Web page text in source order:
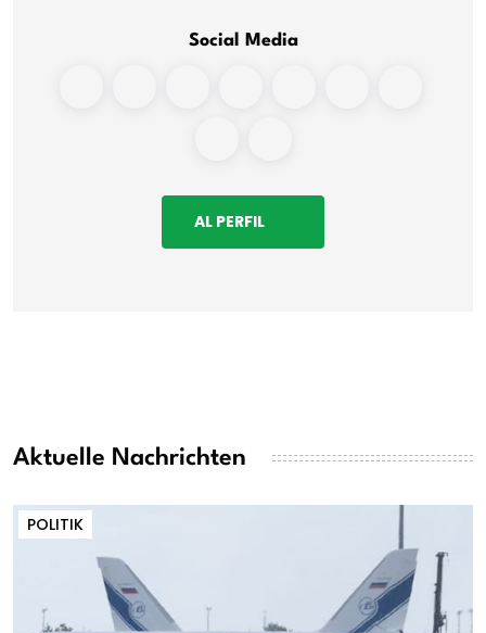
Social Media
AL PERFIL
Aktuelle Nachrichten
POLITIK